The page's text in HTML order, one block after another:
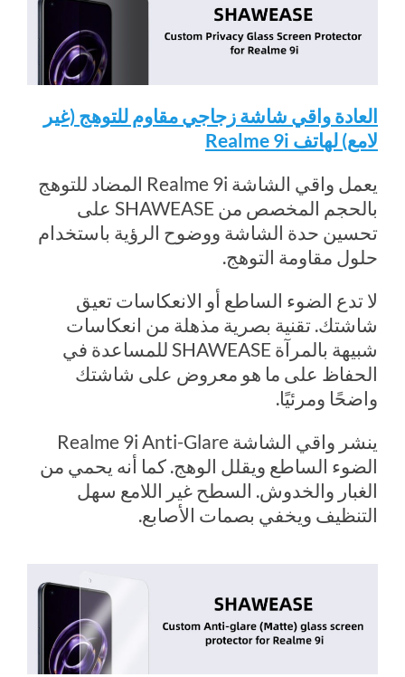
العادة واقي شاشة زجاجي مقاوم للتوهج (غير
لامع) لهاتف Realme 9i
يعمل واقي الشاشة Realme 9i المضاد للتوهج
بالحجم المخصص من SHAWEASE على
تحسين حدة الشاشة ووضوح الرؤية باستخدام
حلول مقاومة التوهج.
لا تدع الضوء الساطع أو الانعكاسات تعيق
شاشتك. تقنية بصرية مذهلة من انعكاسات
شبيهة بالمرآة SHAWEASE للمساعدة في
الحفاظ على ما هو معروض على شاشتك
واضحًا ومرئيًا.
ينشر واقي الشاشة Realme 9i Anti-Glare
الضوء الساطع ويقلل الوهج. كما أنه يحمي من
الغبار والخدوش. السطح غير اللامع سهل
التنظيف ويخفي بصمات الأصابع.